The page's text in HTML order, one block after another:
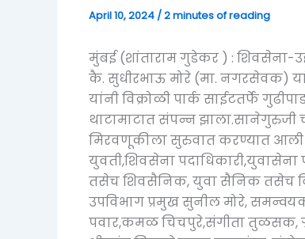
April 10, 2024 /2 minutes of reading
मुंबई (शांताराम गुडेकर ) : शिवसेना-
कै. सुधीरभाऊ मोरे (मा. नगरसेवक)
यांनी विक्रोळी पार्क साईटतर्फे
थाटामाटात संपन्न झाला.सानेगुरुजी
मिरवणूकीला सुरुवात करण्यात आली
युवती,शिवसेना पदाधिकारी,युवासेना
तसेच शिवसैनिक, युवा सैनिक तसेच
उपविभाग प्रमुख सुनील मोरे,
पवार,कमळ चिचपुरे,संगीता तुळसक,